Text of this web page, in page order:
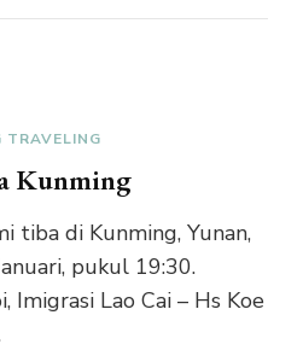
TRAVELING
Kunming
tiba di Kunming, Yunan,
pukul 19:30.
Imigrasi Lao Cai – Hs Koe